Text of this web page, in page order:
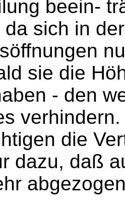
beein-
da sich in
sie die
- den
die
dazu, daß